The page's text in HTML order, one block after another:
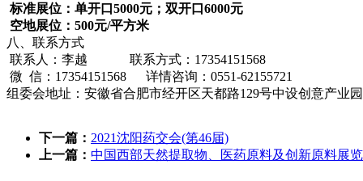
标准展位：单开口5000元；双开口6000元
空地展位：500元/平方米
八、联系方式
联系人：李越 联系方式：17354151568
微 信：17354151568 详情咨询：0551-62155721
组委会地址：安徽省合肥市经开区天都路129号中设创意产业园
下一篇： 2021沈阳药交会(第46届)
上一篇： 中国西部天然提取物、医药原料及创新原料展览